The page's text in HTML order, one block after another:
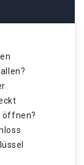
öffnen?